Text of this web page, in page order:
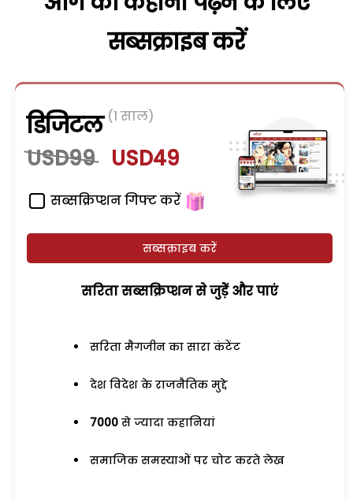
सब्सक्राइब करें
डिजिटल (1 साल)
USD99 USD49
सब्सक्रिप्शन गिफ्ट करें
सब्सक्राइब करें
सरिता सब्सक्रिप्शन से जुड़ेें और पाएं
सरिता मैगजीन का सारा कंटेंट
देश विदेश के राजनैतिक मुद्दे
7000 से ज्यादा कहानियां
समाजिक समस्याओं पर चोट करते लेख